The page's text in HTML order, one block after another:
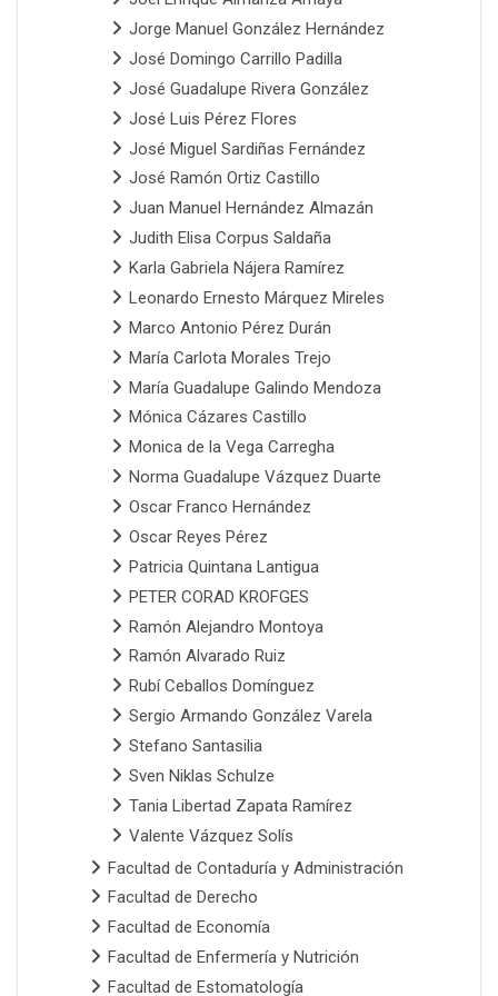
Jorge Manuel González Hernández
José Domingo Carrillo Padilla
José Guadalupe Rivera González
José Luis Pérez Flores
José Miguel Sardiñas Fernández
José Ramón Ortiz Castillo
Juan Manuel Hernández Almazán
Judith Elisa Corpus Saldaña
Karla Gabriela Nájera Ramírez
Leonardo Ernesto Márquez Mireles
Marco Antonio Pérez Durán
María Carlota Morales Trejo
María Guadalupe Galindo Mendoza
Mónica Cázares Castillo
Monica de la Vega Carregha
Norma Guadalupe Vázquez Duarte
Oscar Franco Hernández
Oscar Reyes Pérez
Patricia Quintana Lantigua
PETER CORAD KROFGES
Ramón Alejandro Montoya
Ramón Alvarado Ruiz
Rubí Ceballos Domínguez
Sergio Armando González Varela
Stefano Santasilia
Sven Niklas Schulze
Tania Libertad Zapata Ramírez
Valente Vázquez Solís
Facultad de Contaduría y Administración
Facultad de Derecho
Facultad de Economía
Facultad de Enfermería y Nutrición
Facultad de Estomatología